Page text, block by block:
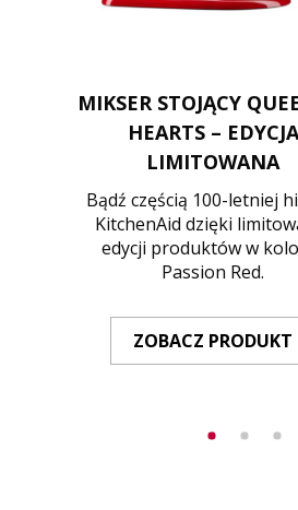
MIKSER STOJĄCY
HEARTS – EDYCJA
LIMITOWANA
Bądź częścią 100-letniej
KitchenAid dzięki
edycji produktów w
Passion Red.
ZOBACZ PRODUKT